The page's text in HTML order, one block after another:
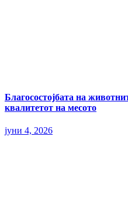
Благосостојбата на
квалитетот на месото
јуни 4, 2026